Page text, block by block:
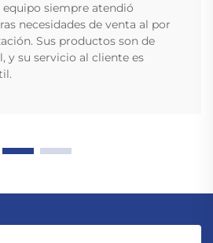
equipo siempre atendió
necesidades de venta al por
Sus productos son de
y su servicio al cliente es